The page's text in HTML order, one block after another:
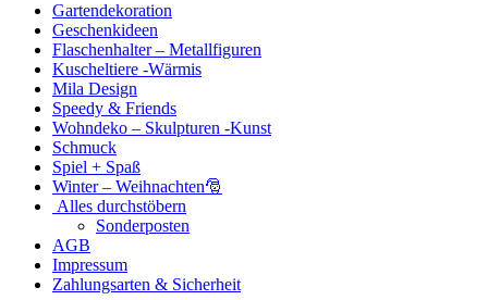
Gartendekoration
Geschenkideen
Flaschenhalter – Metallfiguren
Kuscheltiere -Wärmis
Mila Design
Speedy & Friends
Wohndeko – Skulpturen -Kunst
Schmuck
Spiel + Spaß
Winter – Weihnachten🎅
Alles durchstöbern
Sonderposten
AGB
Impressum
Zahlungsarten & Sicherheit